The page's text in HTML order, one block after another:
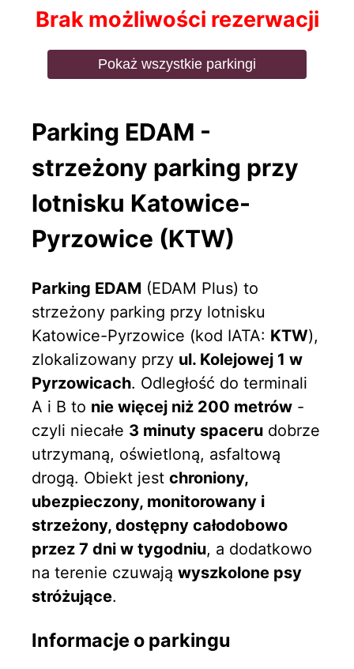
Brak możliwości rezerwacji
Pokaż wszystkie parkingi
Parking EDAM -
strzeżony parking przy
lotnisku Katowice-
Pyrzowice (KTW)
Parking EDAM (EDAM Plus) to
strzeżony parking przy lotnisku
Katowice-Pyrzowice (kod IATA: KTW),
zlokalizowany przy ul. Kolejowej 1 w
Pyrzowicach. Odległość do terminali
A i B to nie więcej niż 200 metrów -
czyli niecałe 3 minuty spaceru dobrze
utrzymaną, oświetloną, asfaltową
drogą. Obiekt jest chroniony,
ubezpieczony, monitorowany i
strzeżony, dostępny całodobowo
przez 7 dni w tygodniu, a dodatkowo
na terenie czuwają wyszkolone psy
stróżujące.
Informacje o parkingu